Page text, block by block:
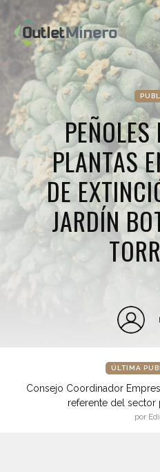
PEÑOLES
PLANTAS
DE
JARDÍN
ÚLTIMA
Consejo Coordinador
referente del sector
por